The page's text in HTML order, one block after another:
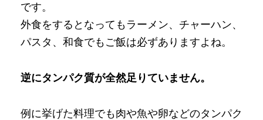
です。
外食をするとなってもラーメン、チャーハン、
パスタ、和食でもご飯は必ずありますよね。
逆にタンパク質が全然足りていません。
例に挙げた料理でも肉や魚や卵などのタンパク